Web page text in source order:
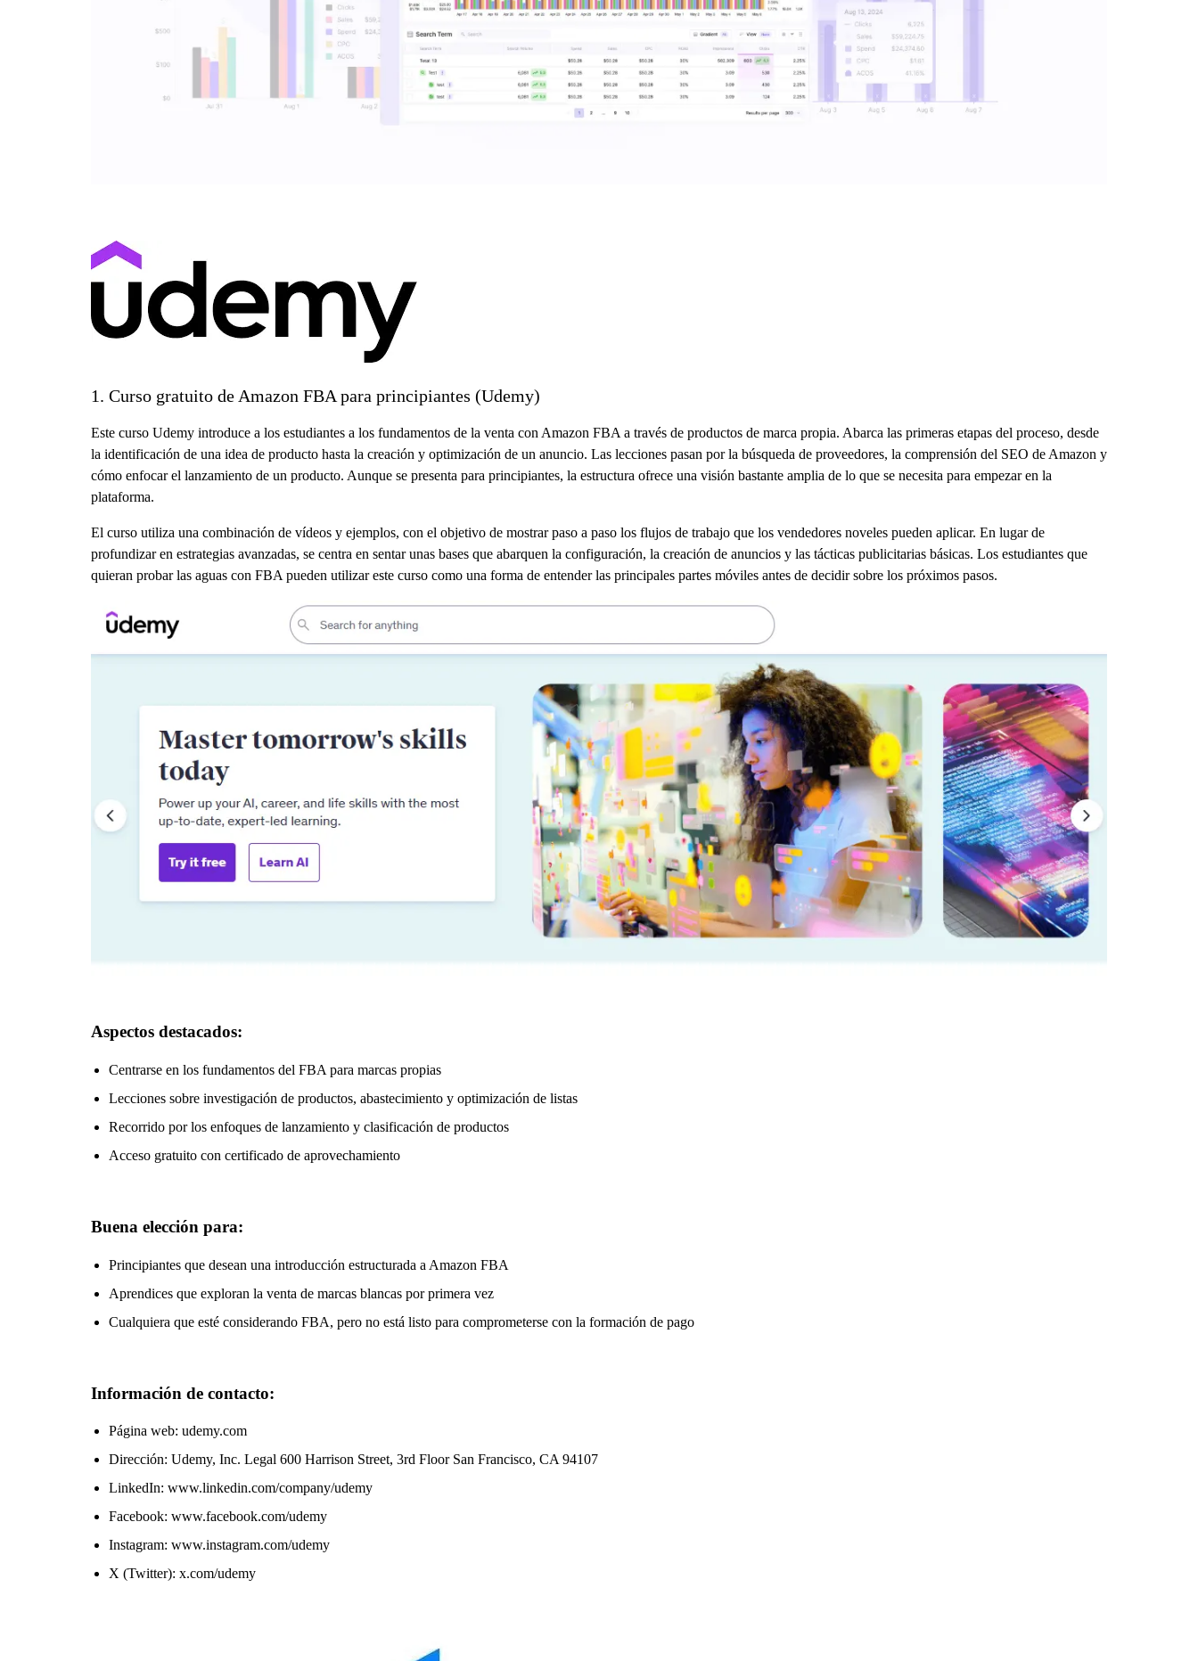
1. Curso gratuito de Amazon FBA para principiantes (Udemy)
Este curso Udemy introduce a los estudiantes a los fundamentos de la venta con Amazon FBA a través de productos de marca propia. Abarca las primeras etapas del proceso, desde
la identificación de una idea de producto hasta la creación y optimización de un anuncio. Las lecciones pasan por la búsqueda de proveedores, la comprensión del SEO de Amazon y
cómo enfocar el lanzamiento de un producto. Aunque se presenta para principiantes, la estructura ofrece una visión bastante amplia de lo que se necesita para empezar en la
plataforma.
El curso utiliza una combinación de vídeos y ejemplos, con el objetivo de mostrar paso a paso los flujos de trabajo que los vendedores noveles pueden aplicar. En lugar de
profundizar en estrategias avanzadas, se centra en sentar unas bases que abarquen la configuración, la creación de anuncios y las tácticas publicitarias básicas. Los estudiantes que
quieran probar las aguas con FBA pueden utilizar este curso como una forma de entender las principales partes móviles antes de decidir sobre los próximos pasos.
Aspectos destacados:
Centrarse en los fundamentos del FBA para marcas propias
Lecciones sobre investigación de productos, abastecimiento y optimización de listas
Recorrido por los enfoques de lanzamiento y clasificación de productos
Acceso gratuito con certificado de aprovechamiento
Buena elección para:
Principiantes que desean una introducción estructurada a Amazon FBA
Aprendices que exploran la venta de marcas blancas por primera vez
Cualquiera que esté considerando FBA, pero no está listo para comprometerse con la formación de pago
Información de contacto:
Página web: udemy.com
Dirección: Udemy, Inc. Legal 600 Harrison Street, 3rd Floor San Francisco, CA 94107
LinkedIn: www.linkedin.com/company/udemy
Facebook: www.facebook.com/udemy
Instagram: www.instagram.com/udemy
X (Twitter): x.com/udemy